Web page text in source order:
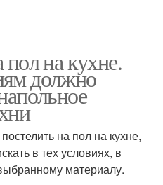
на кухне.
должно
на пол на кухне,
в тех условиях, в
материалу.